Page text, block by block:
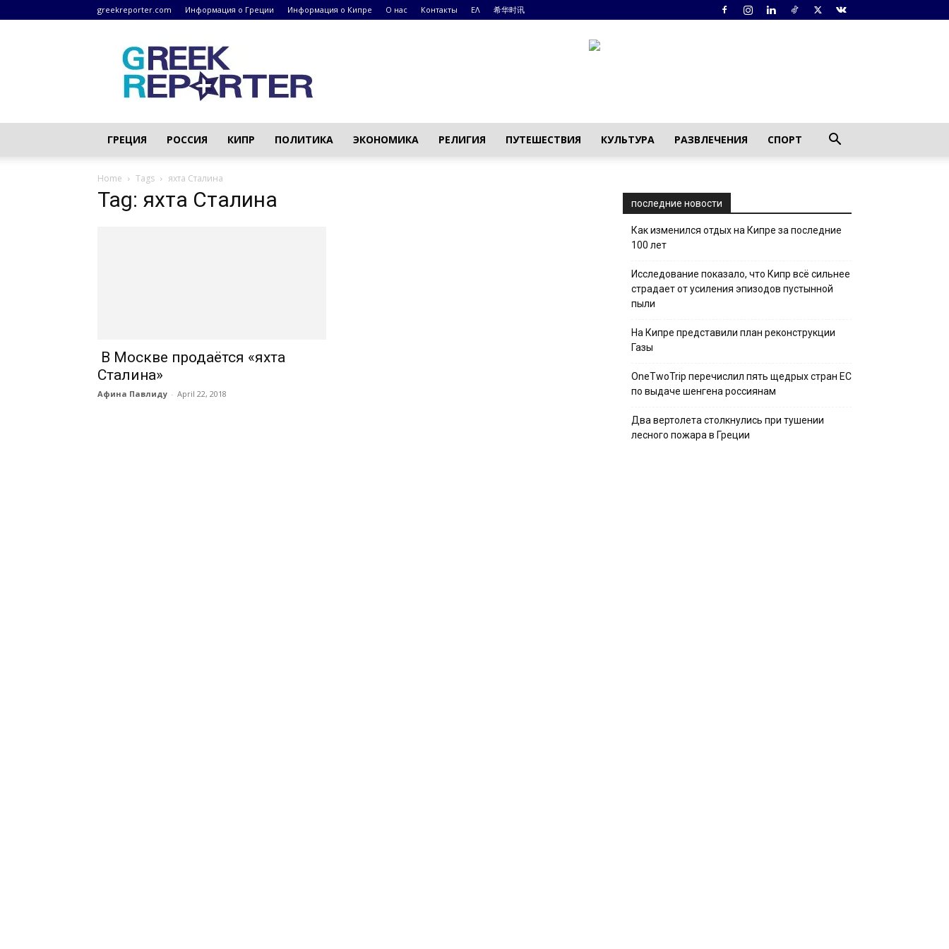
greekreporter.com Информация о Греции Информация о Кипре О нас Контакты ΕΛ 希华时讯
Греческие
новости
–
greekreporter.com
ГРЕЦИЯ РОССИЯ КИПР ПОЛИТИКА ЭКОНОМИКА РЕЛИГИЯ ПУТЕШЕСТВИЯ КУЛЬТУРА РАЗВЛЕЧЕНИЯ СПОРТ
Home Tags яхта Сталина
Tag: яхта Сталина
В Москве продаётся «яхта
Сталина»
Афина Павлиду - April 22, 2018
последние новости
Как изменился отдых на Кипре за последние
100 лет
Исследование показало, что Кипр всё сильнее
страдает от усиления эпизодов пустынной
пыли
На Кипре представили план реконструкции
Газы
OneTwoTrip перечислил пять щедрых стран ЕС
по выдаче шенгена россиянам
Два вертолета столкнулись при тушении
лесного пожара в Греции